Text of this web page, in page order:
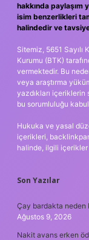
hakkında paylaşım
isim benzerlikleri
halindedir ve
Sitemiz, 5651
Kurumu (BTK)
vermektedir. Bu
veya araştırma
yazdıkları
bu sorumluluğu kabul
Hukuka ve yasal
içerikleri,
halinde, ilgili içerikler
Son Yazılar
Çay bardakta neden
Ağustos 9, 2026
Nakit avans erken